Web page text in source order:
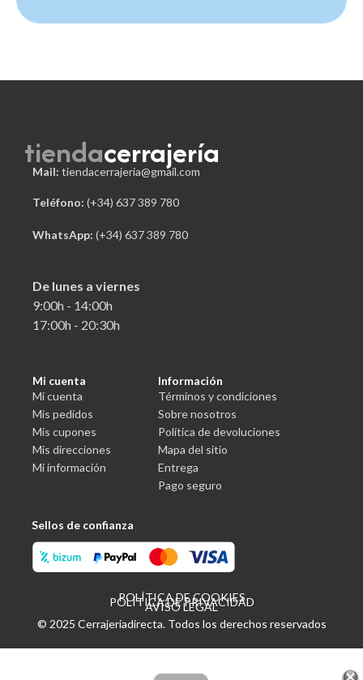
tiendacerrajería
Mail: tiendacerrajeria@gmail.com
Teléfono: (+34) 637 389 780
WhatsApp: (+34) 637 389 780
De lunes a viernes
9:00h - 14:00h
17:00h - 20:30h
Mi cuenta
Mi cuenta
Mis pedidos
Mis cupones
Mis direcciones
Mi información
Información
Términos y condiciones
Sobre nosotros
Política de devoluciones
Mapa del sitio
Entrega
Pago seguro
Sellos de confianza
POLÍTICA DE COOKIES
POLÍTICA DE PRIVACIDAD
AVISO LEGAL
© 2025 Cerrajeriadirecta. Todos los derechos reservados